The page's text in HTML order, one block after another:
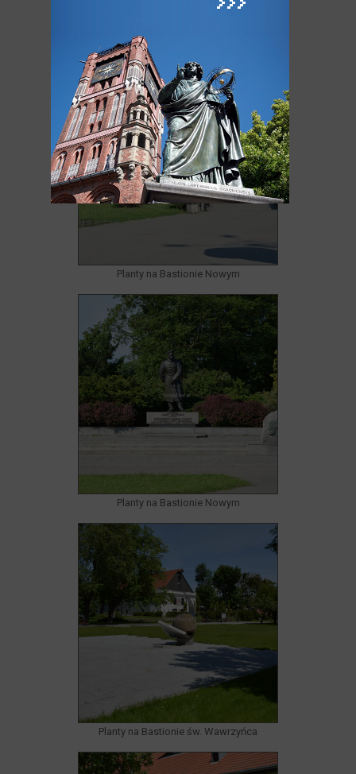
Planty na Bastionie Nowym
Planty na Bastionie Nowym
Planty na Bastionie Nowym
Planty na Bastionie św. Wawrzyńca